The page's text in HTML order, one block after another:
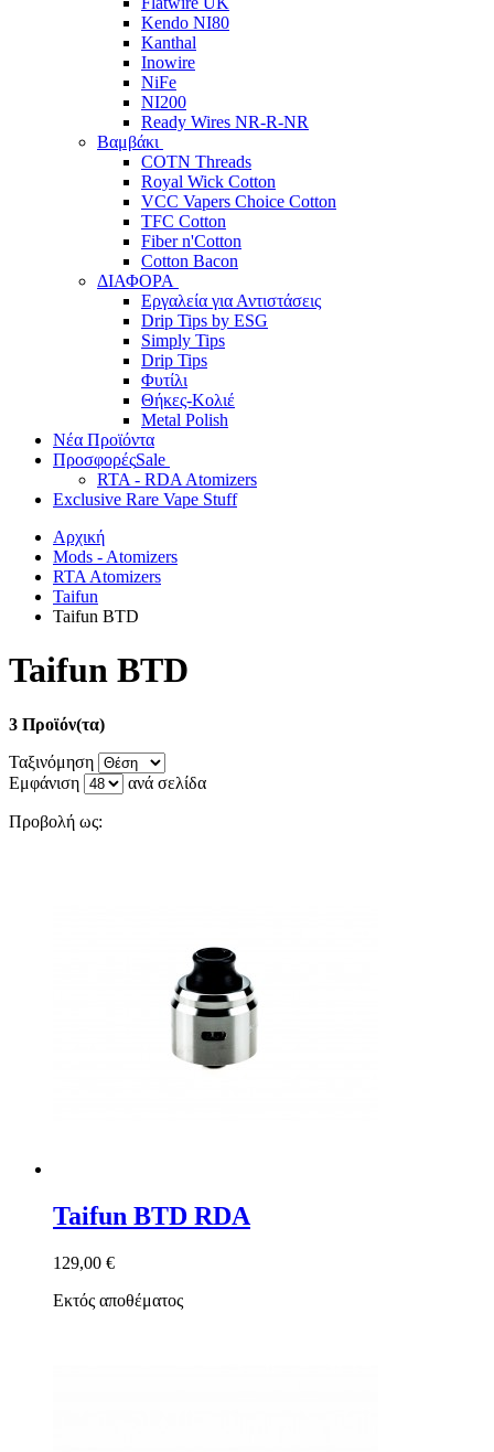
Kendo NI80
Kanthal
Inowire
NiFe
NI200
Ready Wires NR-R-NR
Βαμβάκι
COTN Threads
Royal Wick Cotton
VCC Vapers Choice Cotton
TFC Cotton
Fiber n'Cotton
Cotton Bacon
ΔΙΑΦΟΡΑ
Εργαλεία για Αντιστάσεις
Drip Tips by ESG
Simply Tips
Drip Tips
Φυτίλι
Θήκες-Κολιέ
Metal Polish
Νέα Προϊόντα
ΠροσφορέςSale
RTA - RDA Atomizers
Exclusive Rare Vape Stuff
Αρχική
Mods - Atomizers
RTA Atomizers
Taifun
Taifun BTD
Taifun BTD
3 Προϊόν(τα)
Ταξινόμηση
Εμφάνιση
ανά σελίδα
Προβολή ως:
Taifun BTD RDA
129,00 €
Εκτός αποθέματος